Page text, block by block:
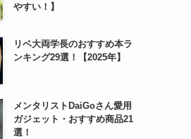
やすい！】
リベ大両学長のおすすめ本ラ
ンキング29選！【2025年】
メンタリストDaiGoさん愛用
ガジェット・おすすめ商品21
選！